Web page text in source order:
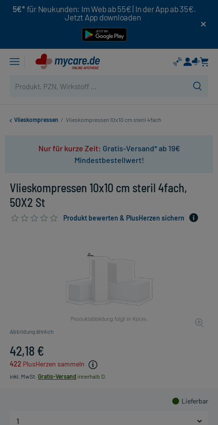
5€* für Neukunden: Im Web ab 55€ | In der App ab 35€.
Jetzt App downloaden
Vlieskompressen / Vlieskompressen 10x10 cm steril 4fach
Nur für kurze Zeit: Gratis-Versand* ab 19€
Mindestbestellwert!
Vlieskompressen 10x10 cm steril 4fach,
50X2 St
Produkt bewerten & PlusHerzen sichern
Abbildung ähnlich
42,18 €
422 PlusHerzen sammeln
inkl. MwSt. Gratis-Versand innerhalb D.
Lieferbar